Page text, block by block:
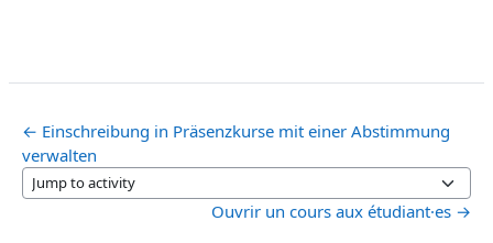
← Einschreibung in Präsenzkurse mit einer Abstimmung
verwalten
Jump to activity
Ouvrir un cours aux étudiant·es →